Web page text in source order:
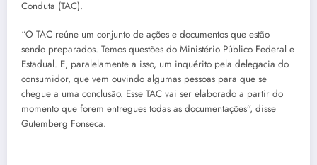
Conduta (TAC).
“O TAC reúne um conjunto de ações e documentos que estão
sendo preparados. Temos questões do Ministério Público Federal e
Estadual. E, paralelamente a isso, um inquérito pela delegacia do
consumidor, que vem ouvindo algumas pessoas para que se
chegue a uma conclusão. Esse TAC vai ser elaborado a partir do
momento que forem entregues todas as documentações”, disse
Gutemberg Fonseca.